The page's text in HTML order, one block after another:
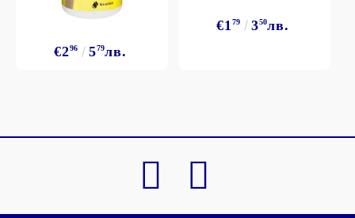
€296 579лв.
€1 79 350лв.